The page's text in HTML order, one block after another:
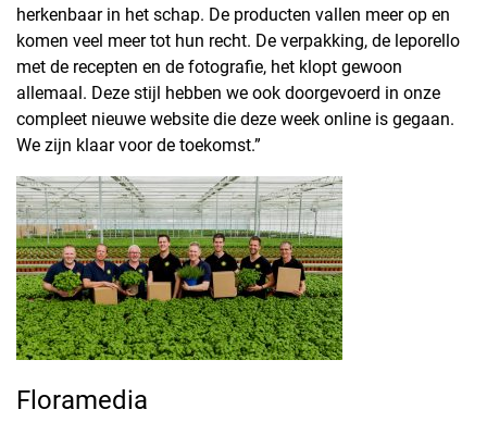
herkenbaar in het schap. De producten vallen meer op en
komen veel meer tot hun recht. De verpakking, de leporello
met de recepten en de fotografie, het klopt gewoon
allemaal. Deze stijl hebben we ook doorgevoerd in onze
compleet nieuwe website die deze week online is gegaan.
We zijn klaar voor de toekomst.”
Floramedia